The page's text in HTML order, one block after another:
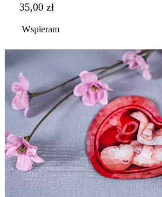
35,00 zł
Wspieram